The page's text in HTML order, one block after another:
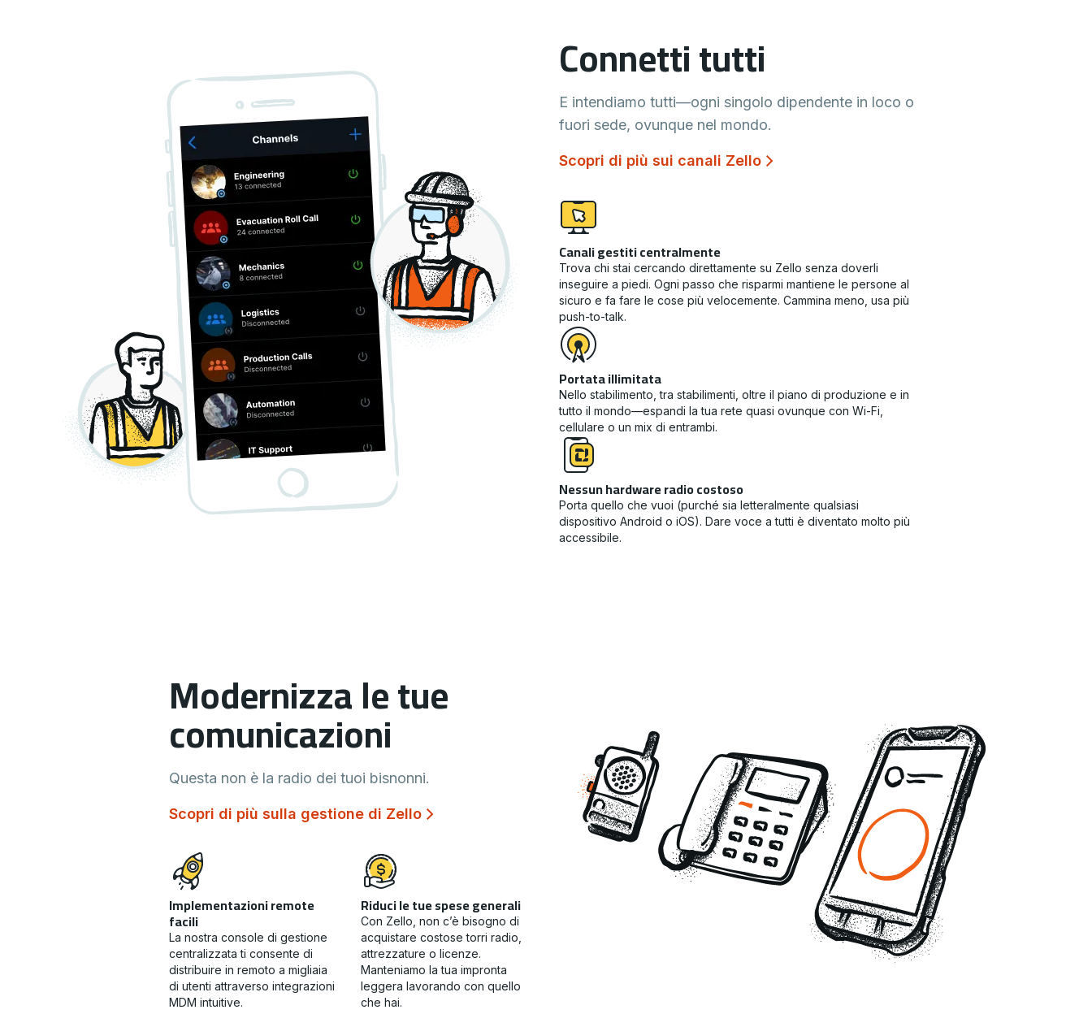
Connetti tutti
E intendiamo tutti—ogni singolo dipendente in loco o
fuori sede, ovunque nel mondo.
Scopri di più sui canali Zello
Canali gestiti centralmente
Trova chi stai cercando direttamente su Zello senza doverli
inseguire a piedi. Ogni passo che risparmi mantiene le persone al
sicuro e fa fare le cose più velocemente. Cammina meno, usa più
push-to-talk.
Portata illimitata
Nello stabilimento, tra stabilimenti, oltre il piano di produzione e in
tutto il mondo—espandi la tua rete quasi ovunque con Wi-Fi,
cellulare o un mix di entrambi.
Nessun hardware radio costoso
Porta quello che vuoi (purché sia letteralmente qualsiasi
dispositivo Android o iOS). Dare voce a tutti è diventato molto più
accessibile.
Modernizza le tue
comunicazioni
Questa non è la radio dei tuoi bisnonni.
Scopri di più sulla gestione di Zello
Implementazioni remote
facili
La nostra console di gestione
centralizzata ti consente di
distribuire in remoto a migliaia
di utenti attraverso integrazioni
MDM intuitive.
Riduci le tue spese generali
Con Zello, non c’è bisogno di
acquistare costose torri radio,
attrezzature o licenze.
Manteniamo la tua impronta
leggera lavorando con quello
che hai.